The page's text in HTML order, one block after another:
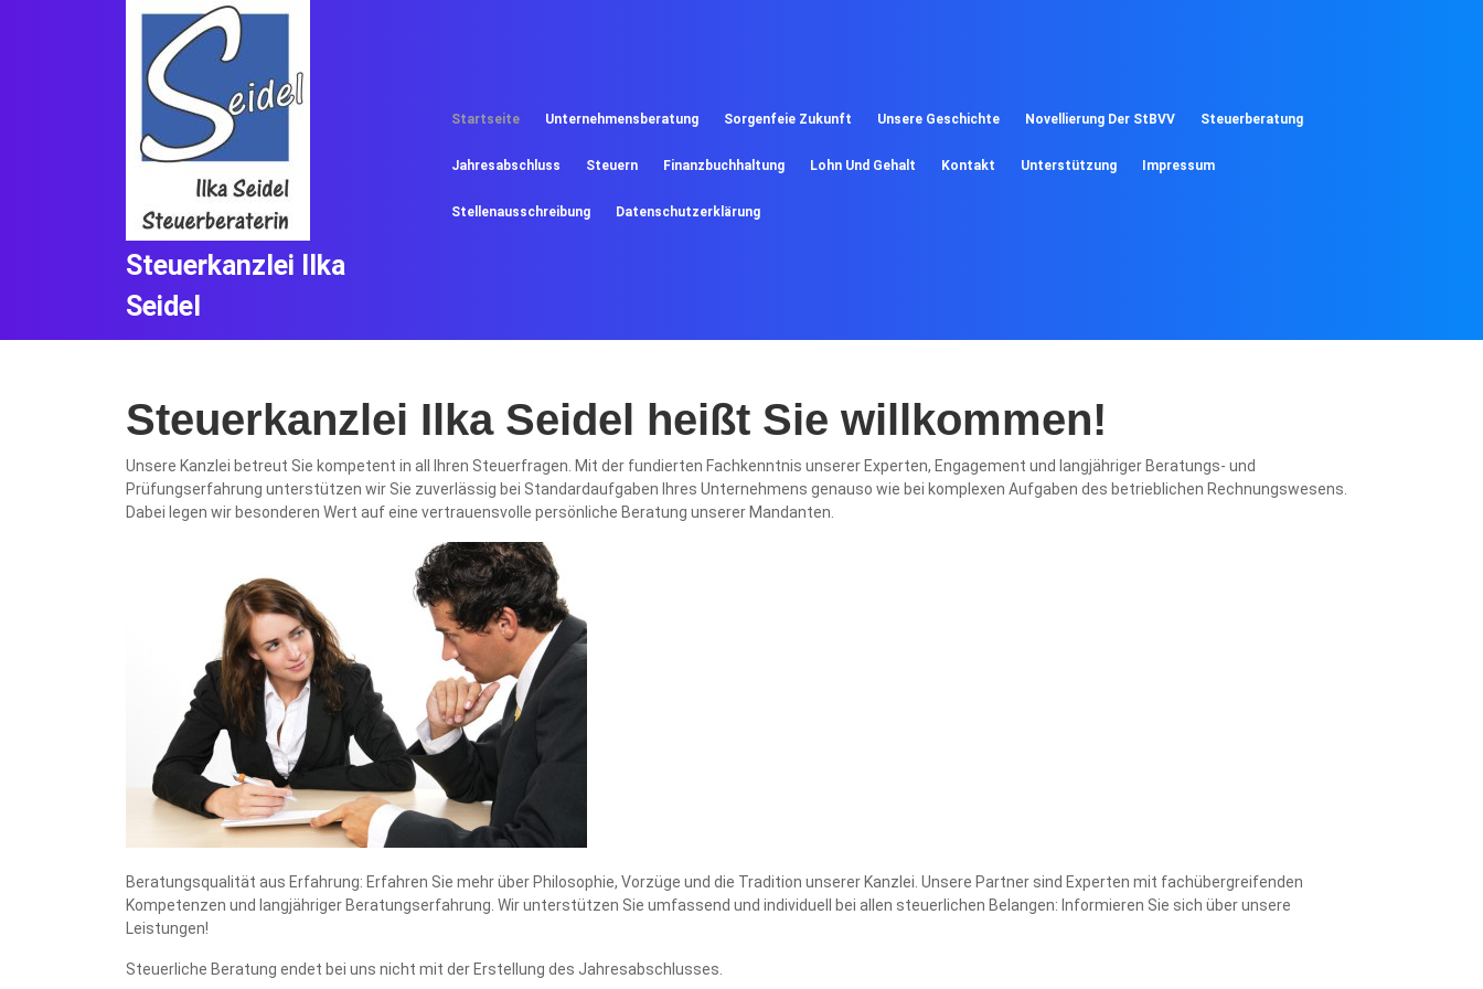
Steuerkanzlei Ilka
Seidel
Startseite Unternehmensberatung Sorgenfeie Zukunft Unsere Geschichte Novellierung Der StBVV Steuerberatung
Jahresabschluss Steuern Finanzbuchhaltung Lohn Und Gehalt Kontakt Unterstützung Impressum
Stellenausschreibung Datenschutzerklärung
Steuerkanzlei Ilka Seidel heißt Sie willkommen!
Unsere Kanzlei betreut Sie kompetent in all Ihren Steuerfragen. Mit der fundierten Fachkenntnis unserer Experten, Engagement und langjähriger Beratungs- und
Prüfungserfahrung unterstützen wir Sie zuverlässig bei Standardaufgaben Ihres Unternehmens genauso wie bei komplexen Aufgaben des betrieblichen Rechnungswesens.
Dabei legen wir besonderen Wert auf eine vertrauensvolle persönliche Beratung unserer Mandanten.
Beratungsqualität aus Erfahrung: Erfahren Sie mehr über Philosophie, Vorzüge und die Tradition unserer Kanzlei. Unsere Partner sind Experten mit fachübergreifenden
Kompetenzen und langjähriger Beratungserfahrung. Wir unterstützen Sie umfassend und individuell bei allen steuerlichen Belangen: Informieren Sie sich über unsere
Leistungen!
Steuerliche Beratung endet bei uns nicht mit der Erstellung des Jahresabschlusses.